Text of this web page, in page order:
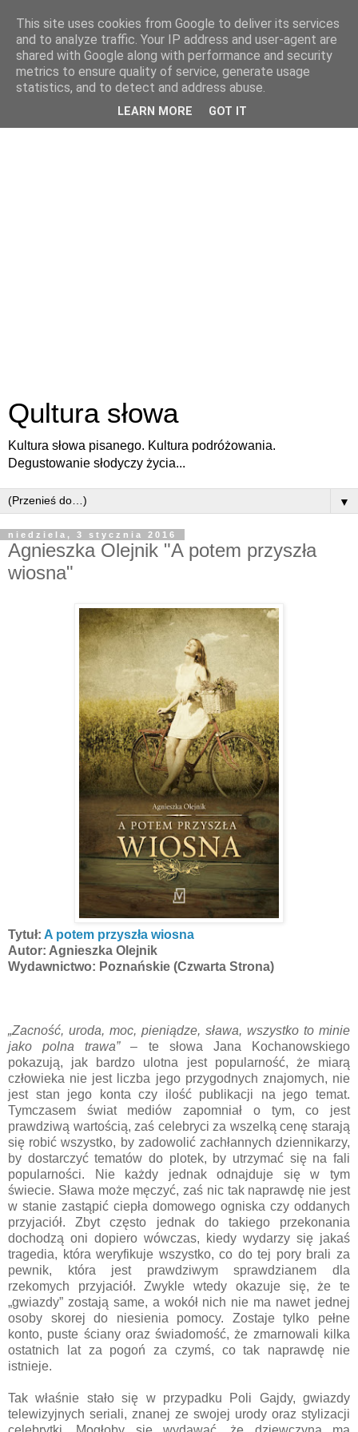
Qultura słowa
Kultura słowa pisanego. Kultura podróżowania.
Degustowanie słodyczy życia...
▼
niedziela, 3 stycznia 2016
Agnieszka Olejnik "A potem przyszła
wiosna"
Tytuł: A potem przyszła wiosna
Autor: Agnieszka Olejnik
Wydawnictwo: Poznańskie (Czwarta Strona)
„Zac­ność, uro­da, moc, pieniądze, sława, wszys­tko to mi­nie
ja­ko pol­na trawa”– te słowa Jana Kochanowskiego
pokazują, jak bardzo ulotna jest popularność, że miarą
człowieka nie jest liczba jego przygodnych znajomych, nie
jest stan jego konta czy ilość publikacji na jego temat.
Tymczasem świat mediów zapomniał o tym, co jest
prawdziwą wartością, zaś celebryci za wszelką cenę starają
się robić wszystko, by zadowolić zachłannych dziennikarzy,
by dostarczyć tematów do plotek, by utrzymać się na fali
popularności. Nie każdy jednak odnajduje się w tym
świecie. Sława może męczyć, zaś nic tak naprawdę nie jest
w stanie zastąpić ciepła domowego ogniska czy oddanych
przyjaciół. Zbyt często jednak do takiego przekonania
dochodzą oni dopiero wówczas, kiedy wydarzy się jakaś
tragedia, która weryfikuje wszystko, co do tej pory brali za
pewnik, która jest prawdziwym sprawdzianem dla
rzekomych przyjaciół. Zwykle wtedy okazuje się, że te
„gwiazdy” zostają same, a wokół nich nie ma nawet jednej
osoby skorej do niesienia pomocy. Zostaje tylko pełne
konto, puste ściany oraz świadomość, że zmarnowali kilka
ostatnich lat za pogoń za czymś, co tak naprawdę nie
istnieje.
Tak właśnie stało się w przypadku Poli Gajdy, gwiazdy
telewizyjnych seriali, znanej ze swojej urody oraz stylizacji
This site uses cookies from Google to deliver its services
and to analyze traffic. Your IP address and user-agent are
shared with Google along with performance and security
metrics to ensure quality of service, generate usage
statistics, and to detect and address abuse.
LEARN MORE GOT IT